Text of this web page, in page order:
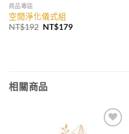
商品專區
空間淨化儀式組
NT$192 原
NT$179目
相關商品